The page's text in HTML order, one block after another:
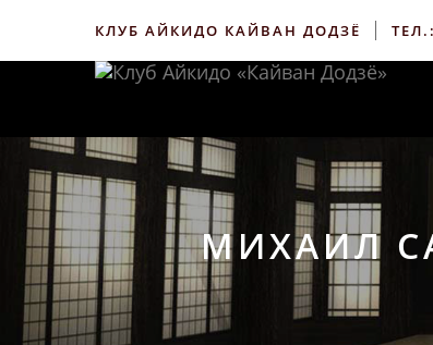
КЛУБ АЙКИДО КАЙВАН ДОДЗЁ
МИХАИЛ